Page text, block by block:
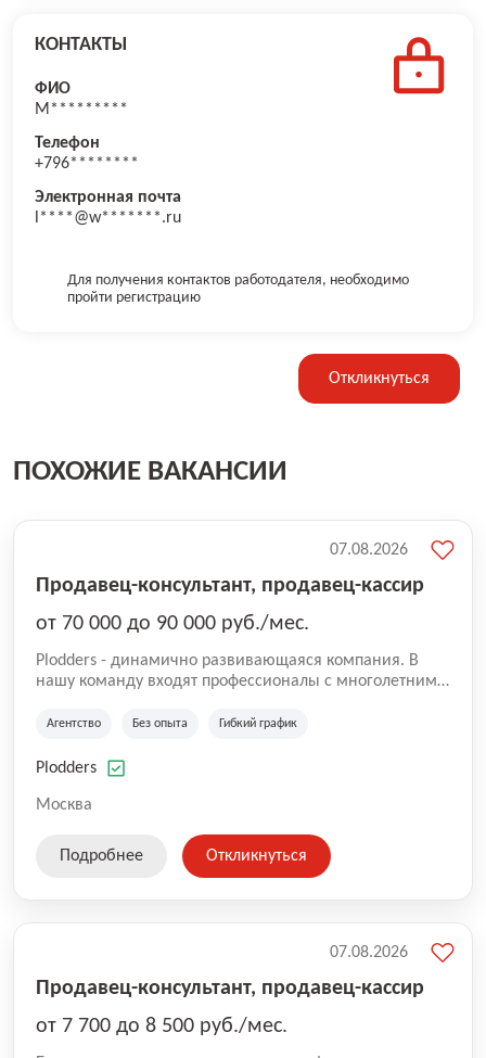
КОНТАКТЫ
ФИО
М*********
Телефон
+796********
Электронная почта
l****@w*******.ru
Для получения контактов работодателя, необходимо
пройти регистрацию
Откликнуться
ПОХОЖИЕ ВАКАНСИИ
Продавец-консультант, продавец-кассир
от 70 000 до 90 000 руб./мес.
Plodders - динамично развивающаяся компания. В
нашу команду входят профессионалы с многолетним
на рынке аутсорсинга, а накопленный опыт позволяют
оказываемых услуг.
Агентство Без опыта Гибкий график
Plodders
Москва
07.08.2026
Подробнее Откликнуться
Продавец-консультант, продавец-кассир
от 7 700 до 8 500 руб./мес.
07.08.2026